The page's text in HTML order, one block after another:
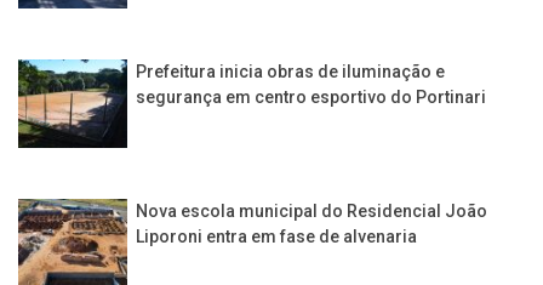
Prefeitura inicia obras de iluminação e
segurança em centro esportivo do Portinari
Nova escola municipal do Residencial João
Liporoni entra em fase de alvenaria